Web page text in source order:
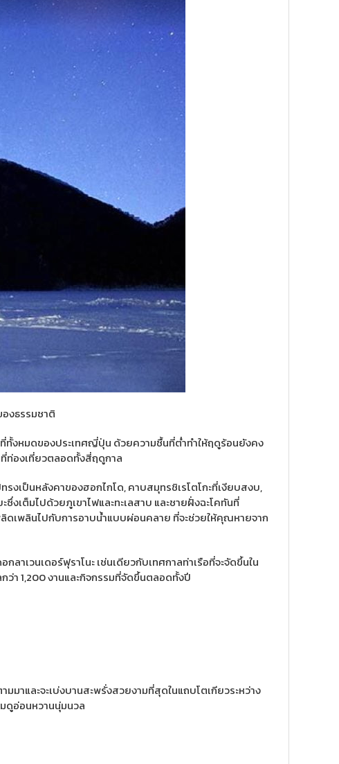
งธรรมชาติ
ทั้งหมดของประเทศญี่ปุ่น ด้วยความชื้นที่ต่ำทำให้ฤดูร้อนยังคง
ท่องเที่ยวตลอดทั้งสี่ฤดูกาล
งเป็นหลังคาของฮอกไกโด, คาบสมุทรชิเรโตโกะที่เงียบสงบ,
เต็มไปด้วยภูเขาไฟและทะเลสาบ และชายฝั่งฉะโคทันที่
ดเพลินไปกับการอาบน้ำแบบผ่อนคลาย ที่จะช่วยให้คุณหายจาก
าเวนเดอร์ฟุราโนะ เช่นเดียวกับเทศกาลท่าเรือที่จะจัดขึ้นใน
ว่า 1,200 งานและกิจกรรมที่จัดขึ้นตลอดทั้งปี
าและจะเบ่งบานสะพรั่งสวยงามที่สุดในแถบโตเกียวระหว่าง
ดูอ่อนหวานนุ่มนวล